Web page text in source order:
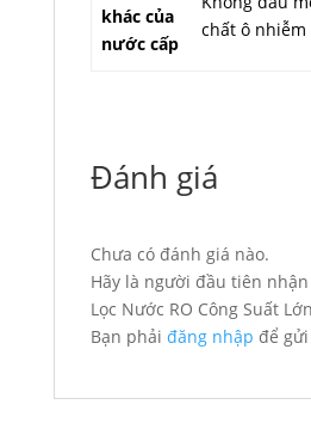
khác của
nước cấp
chất ô nhiễm
Đánh giá
Chưa có đánh giá nào.
Hãy là người đầu tiên nhận
Lọc Nước RO Công Suất
Bạn phải đăng nhập để